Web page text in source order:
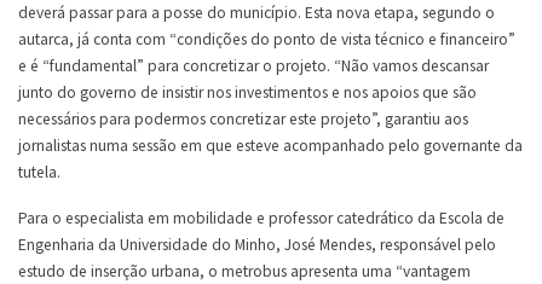
deverá passar para a posse do município. Esta nova etapa, segundo o
autarca, já conta com “condições do ponto de vista técnico e financeiro”
e é “fundamental” para concretizar o projeto. “Não vamos descansar
junto do governo de insistir nos investimentos e nos apoios que são
necessários para podermos concretizar este projeto”, garantiu aos
jornalistas numa sessão em que esteve acompanhado pelo governante da
tutela.
Para o especialista em mobilidade e professor catedrático da Escola de
Engenharia da Universidade do Minho, José Mendes, responsável pelo
estudo de inserção urbana, o metrobus apresenta uma “vantagem